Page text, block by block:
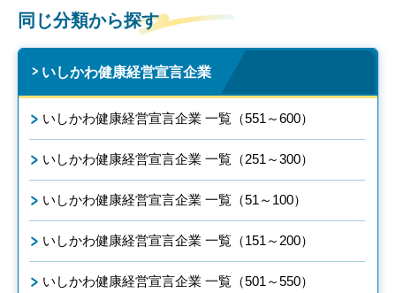
同じ分類から探す
いしかわ健康経営宣言企業
いしかわ健康経営宣言企業 一覧（551～600）
いしかわ健康経営宣言企業 一覧（251～300）
いしかわ健康経営宣言企業 一覧（51～100）
いしかわ健康経営宣言企業 一覧（151～200）
いしかわ健康経営宣言企業 一覧（501～550）